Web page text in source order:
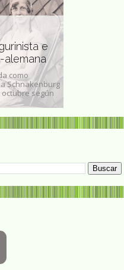
e
alemana
como
Schnakenburg
octubre según